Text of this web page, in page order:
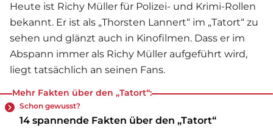
Heute ist Richy Müller für Polizei- und Krimi-Rollen
bekannt. Er ist als „Thorsten Lannert“ im „Tatort“ zu
sehen und glänzt auch in Kinofilmen. Dass er im
Abspann immer als Richy Müller aufgeführt wird,
liegt tatsächlich an seinen Fans.
Mehr Fakten über den „Tatort“:
Schon gewusst?
14 spannende Fakten über den „Tatort“